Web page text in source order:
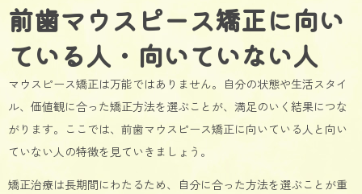
前歯マウスピース矯正に向い
ている人・向いていない人
マウスピース矯正は万能ではありません。自分の状態や生活スタイ
ル、価値観に合った矯正方法を選ぶことが、満足のいく結果につな
がります。ここでは、前歯マウスピース矯正に向いている人と向い
ていない人の特徴を見ていきましょう。
矯正治療は長期間にわたるため、自分に合った方法を選ぶことが重